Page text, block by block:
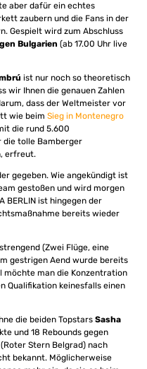
aber dafür ein echtes
zaubern und die Fans in der
Gespielt wird zum Abschluss
Bulgarien (ab 17.00 Uhr live
ist nur noch so theoretisch
wir Ihnen die genauen Zahlen
dass der Weltmeister vor
wie beim Sieg in Montenegro
die rund 5.600
die tolle Bamberger
erfreut.
gegeben. Wie angekündigt ist
gestoßen und wird morgen
BERLIN ist hingegen der
bereits wieder
(Zwei Flüge, eine
gestrigen Aend wurde bereits
man die Konzentration
Qualifikation keinesfalls einen
die beiden Topstars Sasha
und 18 Rebounds gegen
(Roter Stern Belgrad) nach
bekannt. Möglicherweise